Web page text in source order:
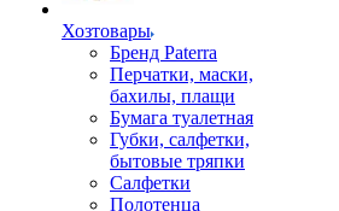
Хозтовары
Бренд Paterra
Перчатки, маски,
бахилы, плащи
Бумага туалетная
Губки, салфетки,
бытовые тряпки
Салфетки
Полотенца